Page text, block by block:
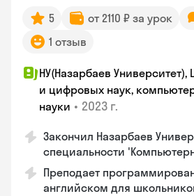
5 от 2110 ₽ за урок
1 отзыв
НУ(Назарбаев
и цифровых наук,
науки • 2023 г.
Закончил Назарбаев
специальности
Преподает
английском для